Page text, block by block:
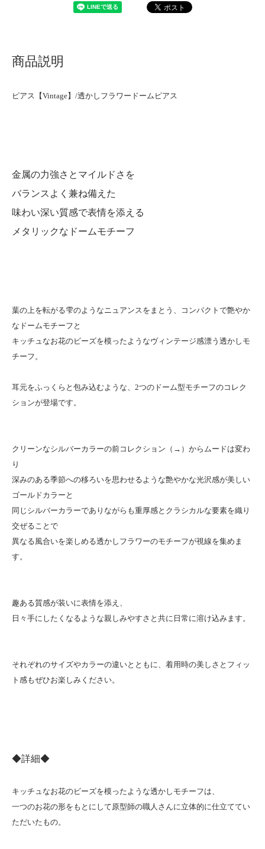
商品説明
ピアス【Vintage】/透かしフラワードームピアス
金属の力強さとマイルドさを
バランスよく兼ね備えた
味わい深い質感で表情を添える
メタリックなドームモチーフ
葉の上を転がる雫のようなニュアンスをまとう、コンパクトで艶やか
なドームモチーフと
キッチュなお花のビーズを模ったようなヴィンテージ感漂う透かしモ
チーフ。
耳元をふっくらと包み込むような、2つのドーム型モチーフのコレク
ションが登場です。
クリーンなシルバーカラーの前コレクション（→） からムードは変わ
り
深みのある季節への移ろいを思わせるような艶やかな光沢感が美しい
ゴールドカラーと
同じシルバーカラーでありながらも重厚感とクラシカルな要素を織り
交ぜることで
異なる風合いを楽しめる透かしフラワーのモチーフが視線を集めま
す。
趣ある質感が装いに表情を添え、
日々手にしたくなるような親しみやすさと共に日常に溶け込みます。
それぞれのサイズやカラーの違いとともに、着用時の美しさとフィッ
ト感もぜひお楽しみください。
◆詳細◆
キッチュなお花のビーズを模ったような透かしモチーフは、
一つのお花の形をもとにして原型師の職人さんに立体的に仕立ててい
ただいたもの。